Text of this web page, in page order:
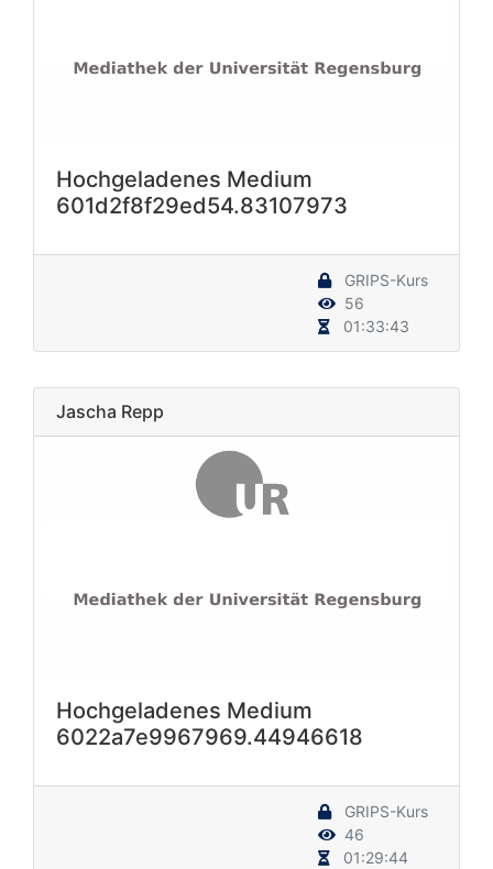
Hochgeladenes Medium
601d2f8f29ed54.83107973
GRIPS-Kurs
56
01:33:43
Jascha Repp
Hochgeladenes Medium
6022a7e9967969.44946618
GRIPS-Kurs
46
01:29:44